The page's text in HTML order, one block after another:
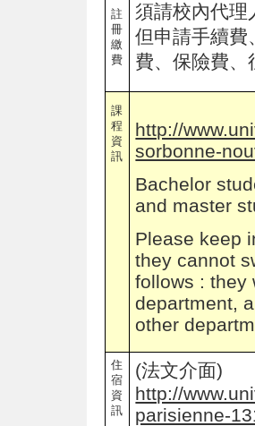
註
冊
繳
費
須請校內代理
但申請手續費
費、保險費、
課
程
資
訊
http://
sorbonne-
Bachelor
and master
Please keep
they cannot
follows : they
department,
other
住
宿
資
訊
(法文介面)
http://
parisienne-